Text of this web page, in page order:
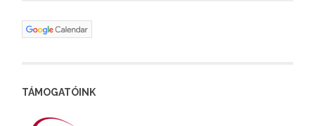
TÁMOGATÓINK